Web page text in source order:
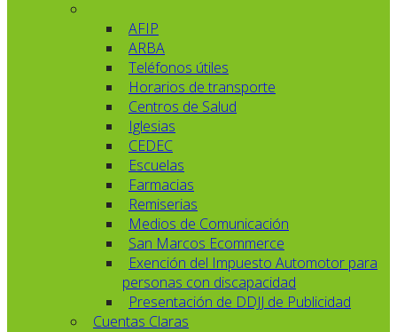
AFIP
ARBA
Teléfonos útiles
Horarios de transporte
Centros de Salud
Iglesias
CEDEC
Escuelas
Farmacias
Remiserias
Medios de Comunicación
San Marcos Ecommerce
Exención del Impuesto Automotor para
personas con discapacidad
Presentación de DDJJ de Publicidad
Cuentas Claras